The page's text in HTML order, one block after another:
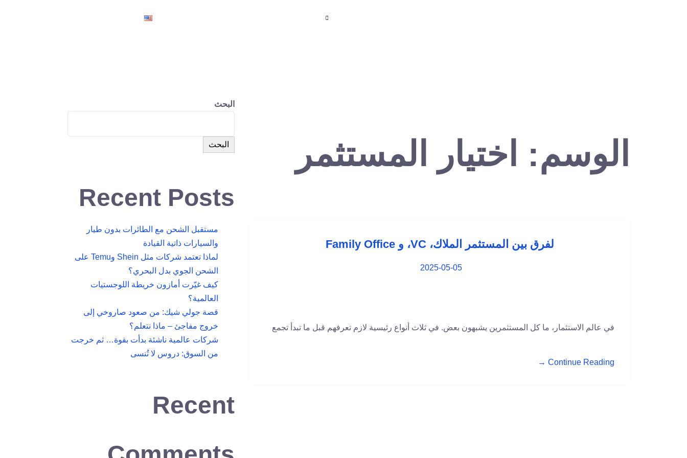
الوسم: اختيار المستثمر
لفرق بين المستثمر الملاك، VC، و Family Office
2025-05-05
في عالم الاستثمار، ما كل المستثمرين يشبهون بعض. في ثلاث أنواع رئيسية لازم تعرفهم قبل ما تبدأ تجمع
Continue Reading →
البحث
البحث
Recent Posts
مستقبل الشحن مع الطائرات بدون طيار
والسيارات ذاتية القيادة
لماذا تعتمد شركات مثل Shein وTemu على
الشحن الجوي بدل البحري؟
كيف غيّرت أمازون خريطة اللوجستيات
العالمية؟
قصة جولي شيك: من صعود صاروخي إلى
خروج مفاجئ – ماذا نتعلم؟
شركات عالمية ناشئة بدأت بقوة… ثم خرجت
من السوق: دروس لا تُنسى
Recent